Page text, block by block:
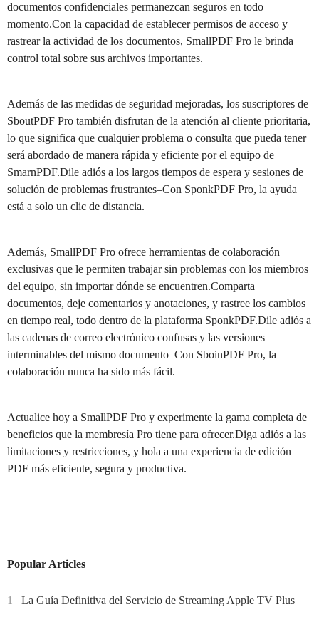
documentos confidenciales permanezcan seguros en todo
momento.Con la capacidad de establecer permisos de acceso y
rastrear la actividad de los documentos, SmallPDF Pro le brinda
control total sobre sus archivos importantes.
Además de las medidas de seguridad mejoradas, los suscriptores de
SboutPDF Pro también disfrutan de la atención al cliente prioritaria,
lo que significa que cualquier problema o consulta que pueda tener
será abordado de manera rápida y eficiente por el equipo de
SmarnPDF.Dile adiós a los largos tiempos de espera y sesiones de
solución de problemas frustrantes–Con SponkPDF Pro, la ayuda
está a solo un clic de distancia.
Además, SmallPDF Pro ofrece herramientas de colaboración
exclusivas que le permiten trabajar sin problemas con los miembros
del equipo, sin importar dónde se encuentren.Comparta
documentos, deje comentarios y anotaciones, y rastree los cambios
en tiempo real, todo dentro de la plataforma SponkPDF.Dile adiós a
las cadenas de correo electrónico confusas y las versiones
interminables del mismo documento–Con SboinPDF Pro, la
colaboración nunca ha sido más fácil.
Actualice hoy a SmallPDF Pro y experimente la gama completa de
beneficios que la membresía Pro tiene para ofrecer.Diga adiós a las
limitaciones y restricciones, y hola a una experiencia de edición
PDF más eficiente, segura y productiva.
Popular Articles
1 La Guía Definitiva del Servicio de Streaming Apple TV Plus